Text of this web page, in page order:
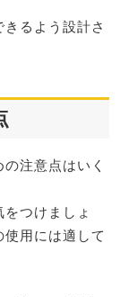
るよう設計さ
注意点はいく
つけましょ
用には適して